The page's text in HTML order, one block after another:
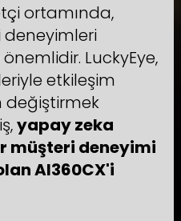
ortamında,
LuckyEye,
etkileşim
değiştirmek
yapay zeka
müşteri deneyimi
AI360CX'i